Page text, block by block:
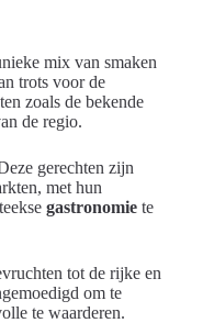
mix van smaken
trots voor de
zoals de bekende
de regio.
gerechten zijn
met hun
gastronomie te
tot de rijke en
om te
te waarderen.